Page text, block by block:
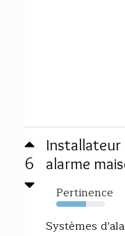
6
Installateur
alarme
Pertinence
62%
Systèmes